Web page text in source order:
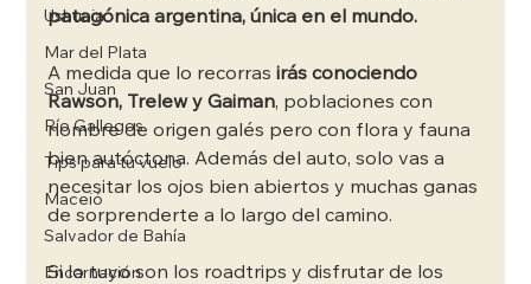
Ushuaia
Mar del Plata
San Juan
Río Gallegos
Tips para tu vuelo
Maceió
Salvador de Bahía
Encarnación
patagónica argentina, única en el mundo.
A medida que lo recorras irás conociendo
Rawson, Trelew y Gaiman, poblaciones con
nombre de origen galés pero con flora y fauna
bien autóctona. Además del auto, solo vas a
necesitar los ojos bien abiertos y muchas ganas
de sorprenderte a lo largo del camino.
Si lo tuyo son los roadtrips y disfrutar de los